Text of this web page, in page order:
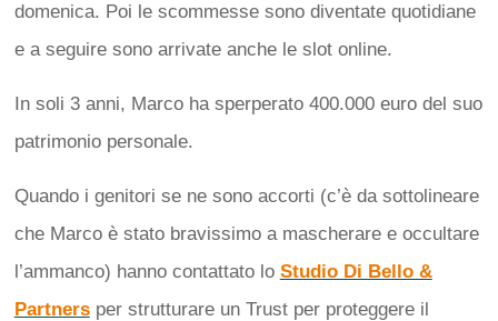
domenica. Poi le scommesse sono diventate quotidiane
e a seguire sono arrivate anche le slot online.
In soli 3 anni, Marco ha sperperato 400.000 euro del suo
patrimonio personale.
Quando i genitori se ne sono accorti (c’è da sottolineare
che Marco è stato bravissimo a mascherare e occultare
l’ammanco) hanno contattato lo Studio Di Bello &
Partnersper strutturare un Trust per proteggere il